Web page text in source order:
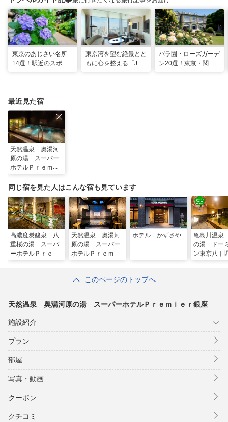
東京のあじさい名所
14選！駅近のスポッ
東京湾を望む絶景とと
もに心を整える「JW
バラ園・ローズガーデ
ン20選！東京・関東
最近見た宿
天然温泉 奥湯河
原の湯 スーパー
ホテルＰｒｅｍｉ
同じ宿を見た人はこんな宿も見ています
高濃度炭酸泉 八
重桜の湯 スーパ
ーホテルＰｒｅｍ
天然温泉 奥湯河
原の湯 スーパー
ホテルＰｒｅｍｉ
ホテル かずさや
亀島川温
の湯 ドー
ン東京八丁
このページのトップへ
天然温泉 奥湯河原の湯 スーパーホテルＰｒｅｍｉｅｒ銀座
施設紹介
プラン
部屋
写真・動画
クーポン
クチコミ